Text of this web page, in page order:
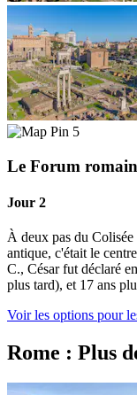
5
Le Forum
Jour 2
À deux pas du
antique, c'était le
C., César fut déclaré
plus tard), et 17 ans
Voir les options pour
Rome : Plus